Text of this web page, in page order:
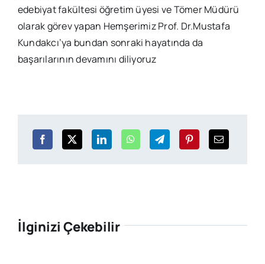
edebiyat fakültesi öğretim üyesi ve Tömer Müdürü
olarak görev yapan Hemşerimiz Prof. Dr.Mustafa
Kundakcı’ya bundan sonraki hayatında da
başarılarının devamını diliyoruz
İlginizi Çekebilir